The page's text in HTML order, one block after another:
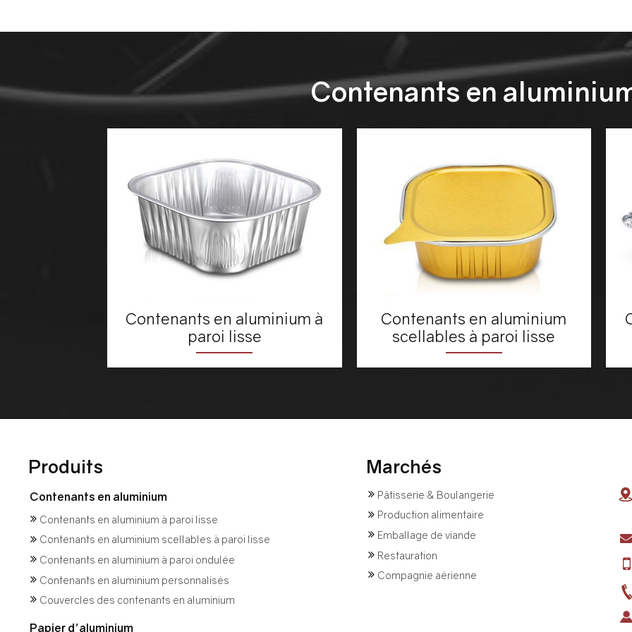
Contenants en
Contenants en aluminium à
paroi lisse
Contenants en aluminium
scellables à paroi lisse
Produits
Contenants en aluminium
Contenants en aluminium à paroi lisse
Contenants en aluminium scellables à paroi lisse
Contenants en aluminium à paroi ondulée
Contenants en aluminium personnalisés
Couvercles des contenants en aluminium
Papier d'aluminium
Marchés
Pâtisserie & Boulangerie
Production alimentaire
Emballage de viande
Restauration
Compagnie aérienne